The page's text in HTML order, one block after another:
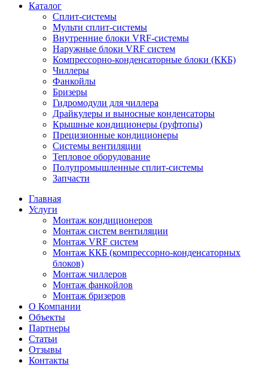
Каталог
Сплит-системы
Мульти сплит-системы
Внутренние блоки VRF-cистемы
Наружные блоки VRF cистем
Компрессорно-конденсаторные блоки (ККБ)
Чиллеры
Фанкойлы
Бризеры
Гидромодули для чиллера
Драйкулеры и выносные конденсаторы
Крышные кондиционеры (руфтопы)
Прецизионные кондиционеры
Системы вентиляции
Тепловое оборудование
Полупромышленные сплит-системы
Запчасти
Главная
Услуги
Монтаж кондиционеров
Монтаж cистем вентиляции
Монтаж VRF систем
Монтаж ККБ (компрессорно-конденсаторных
блоков)
Монтаж чиллеров
Монтаж фанкойлов
Монтаж бризеров
О Компании
Объекты
Партнеры
Статьи
Отзывы
Контакты